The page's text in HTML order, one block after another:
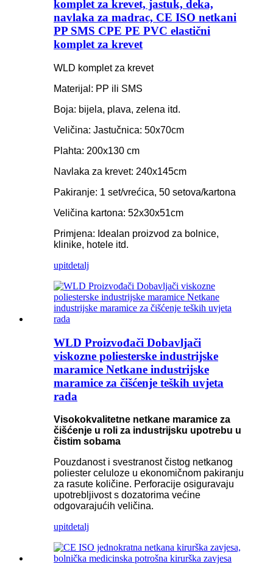
komplet za krevet, jastuk, deka,
navlaka za madrac, CE ISO netkani
PP SMS CPE PE PVC elastični
komplet za krevet
WLD komplet za krevet
Materijal: PP ili SMS
Boja: bijela, plava, zelena itd.
Veličina: Jastučnica: 50x70cm
Plahta: 200x130 cm
Navlaka za krevet: 240x145cm
Pakiranje: 1 set/vrećica, 50 setova/kartona
Veličina kartona: 52x30x51cm
Primjena: Idealan proizvod za bolnice,
klinike, hotele itd.
upitdetalj
WLD Proizvođači Dobavljači
viskozne poliesterske industrijske
maramice Netkane industrijske
maramice za čišćenje teških uvjeta
rada
Visokokvalitetne netkane maramice za
čišćenje u roli za industrijsku upotrebu u
čistim sobama
Pouzdanost i svestranost čistog netkanog
poliester celuloze u ekonomičnom pakiranju
za rasute količine. Perforacije osiguravaju
upotrebljivost s dozatorima većine
odgovarajućih veličina.
upitdetalj